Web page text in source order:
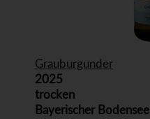
Grauburgunder
2025
trocken
Bayerischer Bodensee